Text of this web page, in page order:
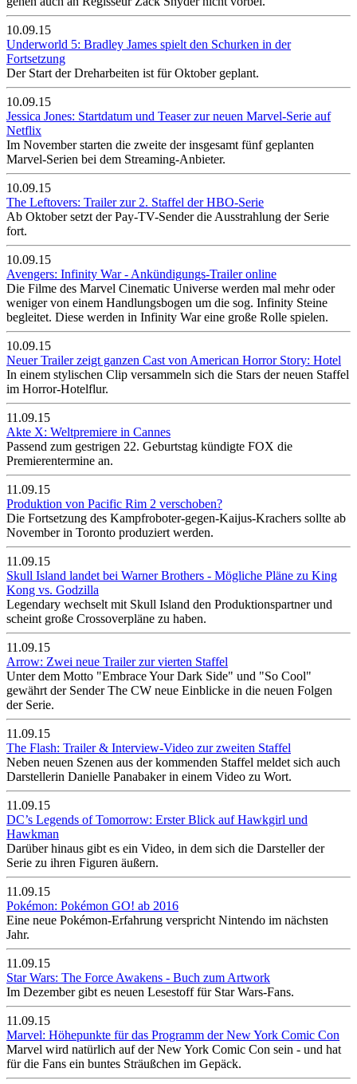
10.09.15
Underworld 5: Bradley James spielt den Schurken in der
Fortsetzung
Der Start der Dreharbeiten ist für Oktober geplant.
10.09.15
Jessica Jones: Startdatum und Teaser zur neuen Marvel-Serie auf
Netflix
Im November starten die zweite der insgesamt fünf geplanten
Marvel-Serien bei dem Streaming-Anbieter.
10.09.15
The Leftovers: Trailer zur 2. Staffel der HBO-Serie
Ab Oktober setzt der Pay-TV-Sender die Ausstrahlung der Serie
fort.
10.09.15
Avengers: Infinity War - Ankündigungs-Trailer online
Die Filme des Marvel Cinematic Universe werden mal mehr oder
weniger von einem Handlungsbogen um die sog. Infinity Steine
begleitet. Diese werden in Infinity War eine große Rolle spielen.
10.09.15
Neuer Trailer zeigt ganzen Cast von American Horror Story: Hotel
In einem stylischen Clip versammeln sich die Stars der neuen Staffel
im Horror-Hotelflur.
11.09.15
Akte X: Weltpremiere in Cannes
Passend zum gestrigen 22. Geburtstag kündigte FOX die
Premierentermine an.
11.09.15
Produktion von Pacific Rim 2 verschoben?
Die Fortsetzung des Kampfroboter-gegen-Kaijus-Krachers sollte ab
November in Toronto produziert werden.
11.09.15
Skull Island landet bei Warner Brothers - Mögliche Pläne zu King
Kong vs. Godzilla
Legendary wechselt mit Skull Island den Produktionspartner und
scheint große Crossoverpläne zu haben.
11.09.15
Arrow: Zwei neue Trailer zur vierten Staffel
Unter dem Motto "Embrace Your Dark Side" und "So Cool"
gewährt der Sender The CW neue Einblicke in die neuen Folgen
der Serie.
11.09.15
The Flash: Trailer & Interview-Video zur zweiten Staffel
Neben neuen Szenen aus der kommenden Staffel meldet sich auch
Darstellerin Danielle Panabaker in einem Video zu Wort.
11.09.15
DC’s Legends of Tomorrow: Erster Blick auf Hawkgirl und
Hawkman
Darüber hinaus gibt es ein Video, in dem sich die Darsteller der
Serie zu ihren Figuren äußern.
11.09.15
Pokémon: Pokémon GO! ab 2016
Eine neue Pokémon-Erfahrung verspricht Nintendo im nächsten
Jahr.
11.09.15
Star Wars: The Force Awakens - Buch zum Artwork
Im Dezember gibt es neuen Lesestoff für Star Wars-Fans.
11.09.15
Marvel: Höhepunkte für das Programm der New York Comic Con
Marvel wird natürlich auf der New York Comic Con sein - und hat
für die Fans ein buntes Sträußchen im Gepäck.